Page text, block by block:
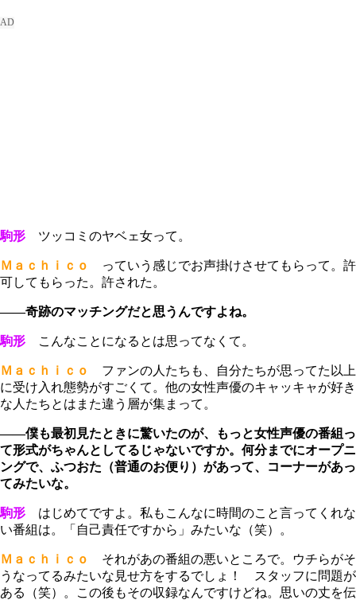
駒形 ツッコミのヤベェ女って。
Ｍａｃｈｉｃｏ
っていう感じでお声掛けさせてもらって。許
可してもらった。許された。
――奇跡のマッチングだと思うんですよね。
駒形 こんなことになるとは思ってなくて。
Ｍａｃｈｉｃｏ
ファンの人たちも、自分たちが思ってた以上
に受け入れ態勢がすごくて。他の女性声優のキャッキャが好き
な人たちとはまた違う層が集まって。
――僕も最初見たときに驚いたのが、もっと女性声優の番組っ
て形式がちゃんとしてるじゃないですか。何分までにオープニ
ングで、ふつおた（普通のお便り）があって、コーナーがあっ
てみたいな。
駒形 はじめてですよ。私もこんなに時間のこと言ってくれな
い番組は。「自己責任ですから」みたいな（笑）。
Ｍａｃｈｉｃｏ
それがあの番組の悪いところで。ウチらがそ
うなってるみたいな見せ方をするでしょ！ スタッフに問題が
ある（笑）。この後もその収録なんですけどね。思いの丈を伝